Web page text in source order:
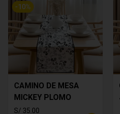
-10%
CAMINO DE MESA
MICKEY PLOMO
S/ 35.00